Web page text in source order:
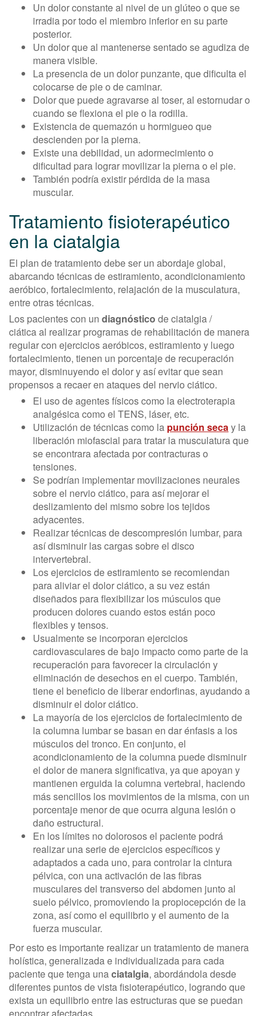
Un dolor constante al nivel de un glúteo o que se
irradia por todo el miembro inferior en su parte
posterior.
Un dolor que al mantenerse sentado se agudiza de
manera visible.
La presencia de un dolor punzante, que dificulta el
colocarse de pie o de caminar.
Dolor que puede agravarse al toser, al estornudar o
cuando se flexiona el pie o la rodilla.
Existencia de quemazón u hormigueo que
descienden por la pierna.
Existe una debilidad, un adormecimiento o
dificultad para lograr movilizar la pierna o el pie.
También podría existir pérdida de la masa
muscular.
Tratamiento fisioterapéutico
en la ciatalgia
El plan de tratamiento debe ser un abordaje global,
abarcando técnicas de estiramiento, acondicionamiento
aeróbico, fortalecimiento, relajación de la musculatura,
entre otras técnicas.
Los pacientes con un diagnóstico de ciatalgia /
ciática al realizar programas de rehabilitación de manera
regular con ejercicios aeróbicos, estiramiento y luego
fortalecimiento, tienen un porcentaje de recuperación
mayor, disminuyendo el dolor y así evitar que sean
propensos a recaer en ataques del nervio ciático.
El uso de agentes físicos como la electroterapia
analgésica como el TENS, láser, etc.
Utilización de técnicas como la punción secay la
liberación miofascial para tratar la musculatura que
se encontrara afectada por contracturas o
tensiones.
Se podrían implementar movilizaciones neurales
sobre el nervio ciático, para así mejorar el
deslizamiento del mismo sobre los tejidos
adyacentes.
Realizar técnicas de descompresión lumbar, para
así disminuir las cargas sobre el disco
intervertebral.
Los ejercicios de estiramiento se recomiendan
para aliviar el dolor ciático, a su vez están
diseñados para flexibilizar los músculos que
producen dolores cuando estos están poco
flexibles y tensos.
Usualmente se incorporan ejercicios
cardiovasculares de bajo impacto como parte de la
recuperación para favorecer la circulación y
eliminación de desechos en el cuerpo. También,
tiene el beneficio de liberar endorfinas, ayudando a
disminuir el dolor ciático.
La mayoría de los ejercicios de fortalecimiento de
la columna lumbar se basan en dar énfasis a los
músculos del tronco. En conjunto, el
acondicionamiento de la columna puede disminuir
el dolor de manera significativa, ya que apoyan y
mantienen erguida la columna vertebral, haciendo
más sencillos los movimientos de la misma, con un
porcentaje menor de que ocurra alguna lesión o
daño estructural.
En los límites no dolorosos el paciente podrá
realizar una serie de ejercicios específicos y
adaptados a cada uno, para controlar la cintura
pélvica, con una activación de las fibras
musculares del transverso del abdomen junto al
suelo pélvico, promoviendo la propiocepción de la
zona, así como el equilibrio y el aumento de la
fuerza muscular.
Por esto es importante realizar un tratamiento de manera
holística, generalizada e individualizada para cada
paciente que tenga unaciatalgia, abordándola desde
diferentes puntos de vista fisioterapéutico, logrando que
exista un equilibrio entre las estructuras que se puedan